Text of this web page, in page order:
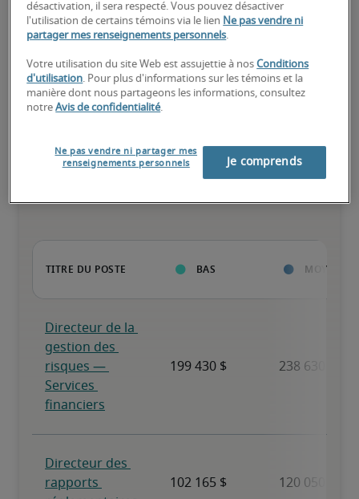
Le candidat possède une vaste expérience et des compétences
avancées pour le poste, et peut également détenir des
Salaires estimés pour des
postes similaires
désactivation, il sera respecté. Vous pouvez désactiver
l'utilisation de certains témoins via le lien Ne pas vendre ni
partager mes renseignements personnels.
Votre utilisation du site Web est assujettie à nosConditions
d'utilisation. Pour plus d'informations sur les témoins et la
manière dont nous partageons les informations, consultez
notreAvis de confidentialité.
Ne pas vendre ni partager mes
renseignements personnels
Je comprends